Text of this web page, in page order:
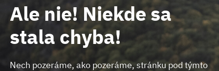
Ale nie! Niekde sa
stala chyba!
Nech pozeráme, ako pozeráme, stránku pod týmto